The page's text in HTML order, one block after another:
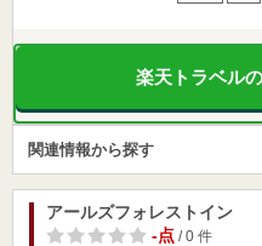
楽天トラベル
関連情報から探す
アールズフォレストイン
-点/ 0 件